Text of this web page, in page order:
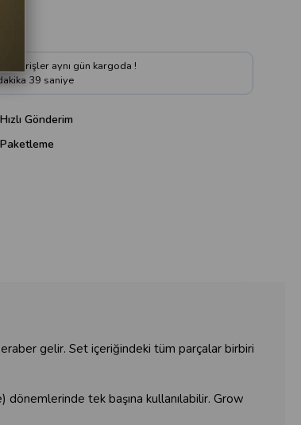
siparişler aynı gün kargoda !
38 saniye
Gönderim
gelir. Set içeriğindeki tüm parçalar birbiri
tek başına kullanılabilir. Grow